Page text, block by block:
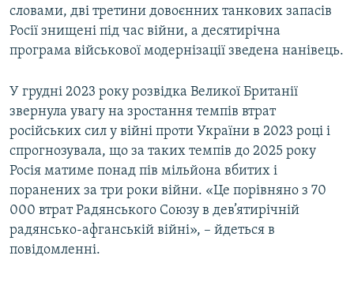
словами, дві третини довоєнних танкових запасів
Росії знищені під час війни, а десятирічна
програма військової модернізації зведена нанівець.
У грудні 2023 року розвідка Великої Британії
звернула увагу на зростання темпів втрат
російських сил у війні проти України в 2023 році і
спрогнозувала, що за таких темпів до 2025 року
Росія матиме понад пів мільйона вбитих і
поранених за три роки війни. «Це порівняно з 70
000 втрат Радянського Союзу в дев’ятирічній
радянсько-афганській війні», – йдеться в
повідомленні.